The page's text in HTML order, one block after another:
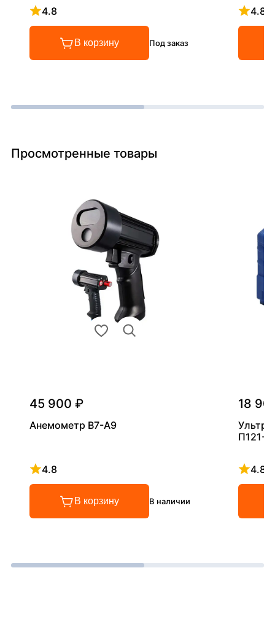
4.8
Рейтинг 4.8 из 5
В корзину Под заказ
4.8
Просмотренные товары
45 900 ₽
Анемометр В7-А9
4.8
Рейтинг 4.8 из 5
В корзину В наличии
18
П121-
4.8